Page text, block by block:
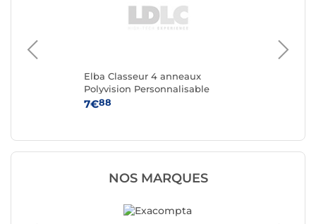
Elba Classeur 4 anneaux
Polyvision Personnalisable
7€88
NOS MARQUES